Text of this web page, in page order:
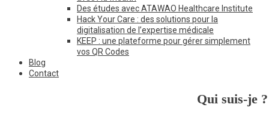
Des études avec ATAWAO Healthcare Institute
Hack Your Care : des solutions pour la
digitalisation de l’expertise médicale
KEEP : une plateforme pour gérer simplement
vos QR Codes
Blog
Contact
Qui suis-je ?